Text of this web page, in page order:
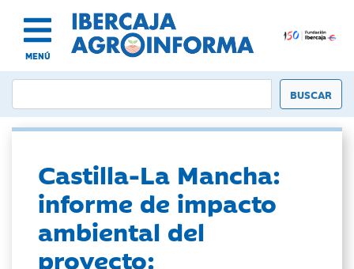
MENÚ
Castilla-La Mancha:
informe de impacto
ambiental del
proyecto: